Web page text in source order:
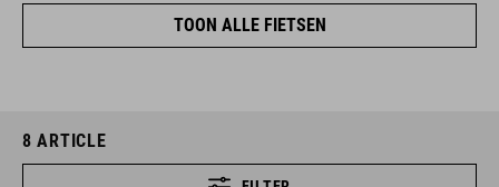
TOON ALLE FIETSEN
8 ARTICLE